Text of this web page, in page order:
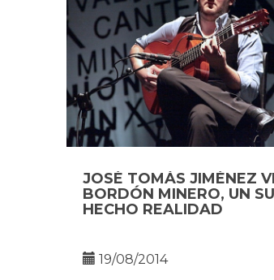
JOSÉ TOMÁS JIMÉNEZ
BORDÓN MINERO, UN
HECHO REALIDAD
19/08/2014